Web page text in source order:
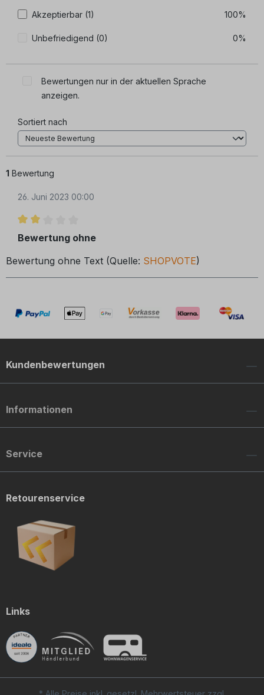
Akzeptierbar (1) 100%
Unbefriedigend (0) 0%
Bewertungen nur in der aktuellen Sprache
anzeigen.
Sortiert nach
1 Bewertung
26. Juni 2023 00:00
Bewertung mit 2 von 5 Sternen
Bewertung ohne
Bewertung ohne Text (Quelle: SHOPVOTE)
Kundenbewertungen
Informationen
Service
Retourenservice
Links